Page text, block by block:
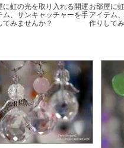
に虹の光を取り入れる開運
ム、サンキャッチャーを手
てみませんか？
お部屋に
アイテム
作りして